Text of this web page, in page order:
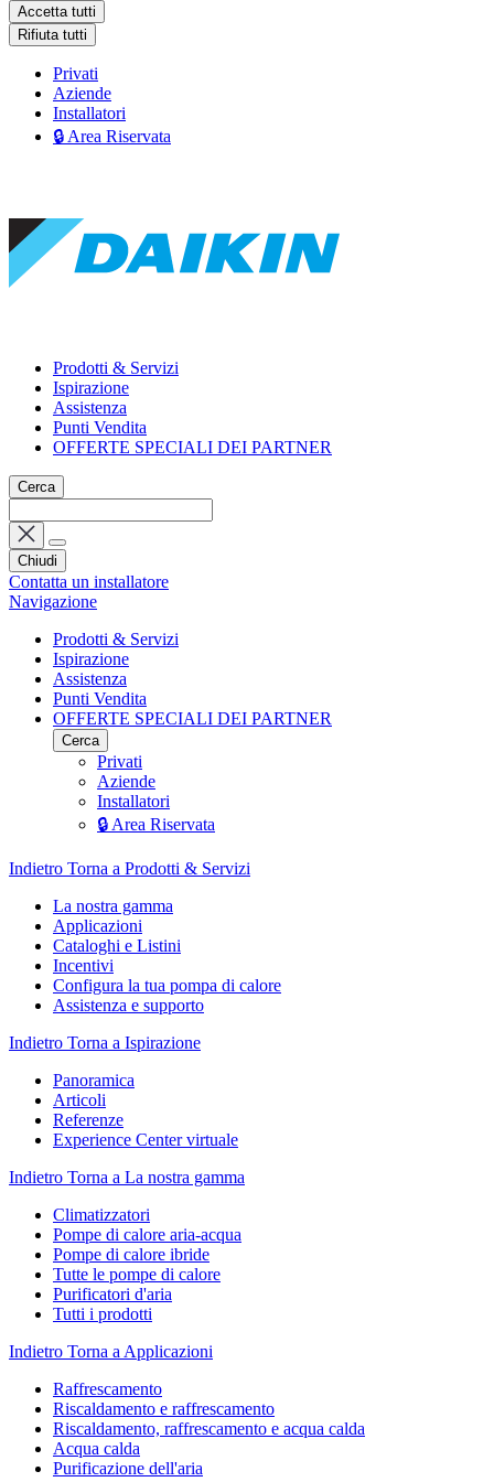
Accetta tutti
Rifiuta tutti
Privati
Aziende
Installatori
🔒 Area Riservata
Prodotti & Servizi
Ispirazione
Assistenza
Punti Vendita
OFFERTE SPECIALI DEI PARTNER
Cerca
Chiudi
Contatta un installatore
Navigazione
Prodotti & Servizi
Ispirazione
Assistenza
Punti Vendita
OFFERTE SPECIALI DEI PARTNER
Cerca
Privati
Aziende
Installatori
🔒 Area Riservata
Indietro Torna a Prodotti & Servizi
La nostra gamma
Applicazioni
Cataloghi e Listini
Incentivi
Configura la tua pompa di calore
Assistenza e supporto
Indietro Torna a Ispirazione
Panoramica
Articoli
Referenze
Experience Center virtuale
Indietro Torna a La nostra gamma
Climatizzatori
Pompe di calore aria-acqua
Pompe di calore ibride
Tutte le pompe di calore
Purificatori d'aria
Tutti i prodotti
Indietro Torna a Applicazioni
Raffrescamento
Riscaldamento e raffrescamento
Riscaldamento, raffrescamento e acqua calda
Acqua calda
Purificazione dell'aria